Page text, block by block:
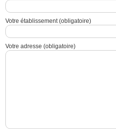
Votre établissement (obligatoire)
Votre adresse (obligatoire)